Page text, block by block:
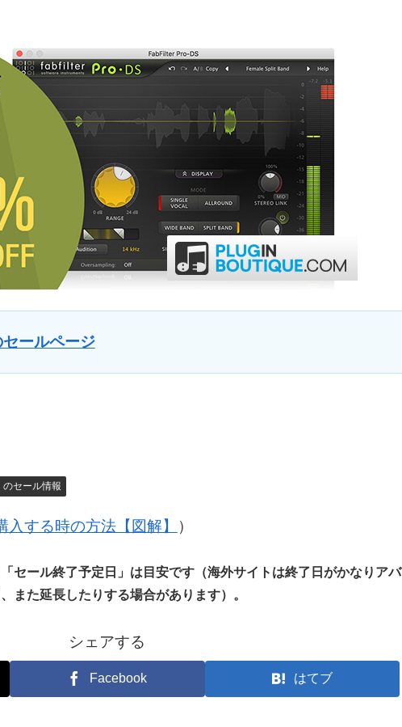
ールページ
セール情報
する時の方法【図解】 ）
セール終了予定日」は目安です（海外サイトは終了日がかなりアバ
また延長したりする場合があります）。
シェアする
Facebook はてブ